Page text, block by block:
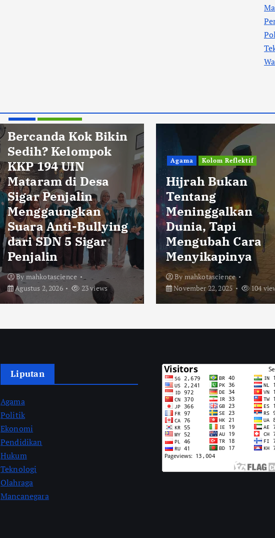
Berita Pendidikan
Bercanda Kok Bikin
Sedih? Kelompok
KKP 194 UIN
Mataram di Desa
Sigar Penjalin
Menggaungkan
Suara Anti-Bullying
dari SDN 5 Sigar
Penjalin
By mahkotascience
Agustus 2, 2026
23 views
Agama Kolom Reflektif
Hijrah Bukan
Tentang
Meninggalkan
Dunia, Tapi
Mengubah Cara
Menyikapinya
By mahkotascience
November 22, 2025
104
Liputan
Agama
Politik
Ekonomi
Pendidikan
Hukum
Teknologi
Olahraga
Mancanegara